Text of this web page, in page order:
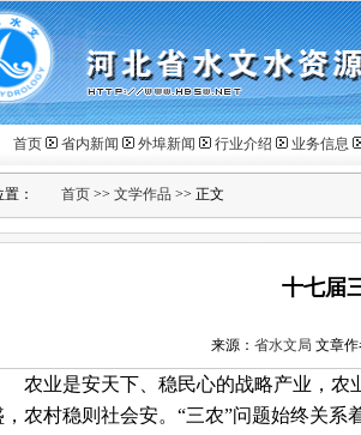
首页 省内新闻 外埠新闻 行业介绍 业务信息
： 首页 >> 文学作品 >> 正文
十七届
来源： 省水文局 文章作
农业是安天下、稳民心的战略产业，
，农村稳则社会安。“三农”问题始终关